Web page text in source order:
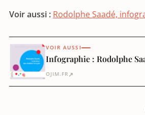
Voir aussi : Rodolphe Saadé,
VOIR AUSSI
Infographie : Rodolphe
OJIM.FR ↗